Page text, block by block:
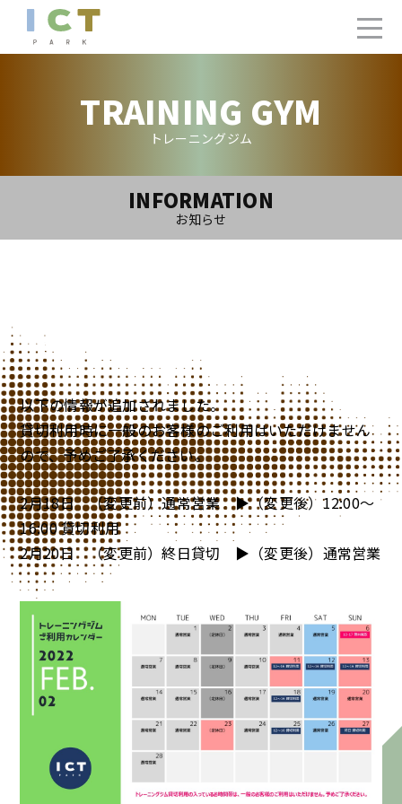
TRAINING GYM
トレーニングジム
INFORMATION
お知らせ
【追加】トレーニングジム2月ご利用カレンダー
以下の情報が追加されました。
貸切利用時に一般のお客様のご利用はいただけません
ので、予めご了承ください。
2月18日 （変更前）通常営業 ▶（変更後）12:00～
16:00 貸切利用
2月20日 （変更前）終日貸切 ▶（変更後）通常営業